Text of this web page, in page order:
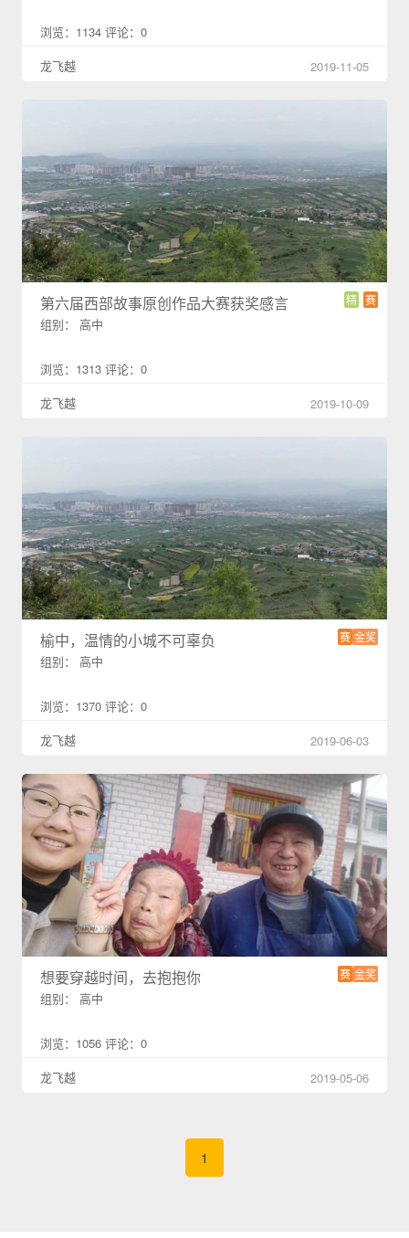
浏览：1134 评论：0
龙飞越
2019-11-05
赛
精
第六届西部故事原创作品大赛获奖感言
组别： 高中
浏览：1313 评论：0
龙飞越
2019-10-09
金奖
赛
榆中，温情的小城不可辜负
组别： 高中
浏览：1370 评论：0
龙飞越
2019-06-03
金奖
赛
想要穿越时间，去抱抱你
组别： 高中
浏览：1056 评论：0
龙飞越
2019-05-06
1